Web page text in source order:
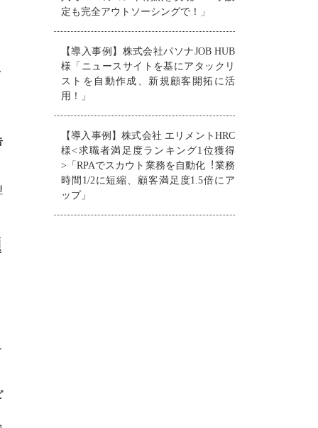
定も完全アウトソーシングで！」
【導入事例】株式会社パソナJOB HUB
様「ニュースサイトを基にアタックリ
ストを自動作成、新規顧客開拓に活
用！」
【導入事例】株式会社 エリメントHRC
様<求職者満足度ランキング1位獲得
>「RPAでスカウト業務を自動化︕業務
時間1/2に短縮、顧客満足度1.5倍にア
ップ」